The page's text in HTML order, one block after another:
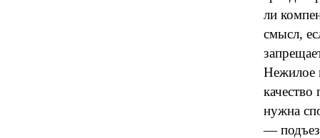
ли
смысл,
Нежилое
нужна
—